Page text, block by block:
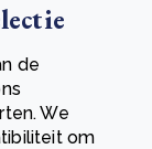
de
We
om